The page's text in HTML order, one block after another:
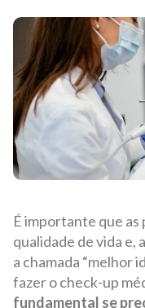
É importante que as
qualidade de vida e,
a chamada “melhor
fazer o check-up
fundamental se